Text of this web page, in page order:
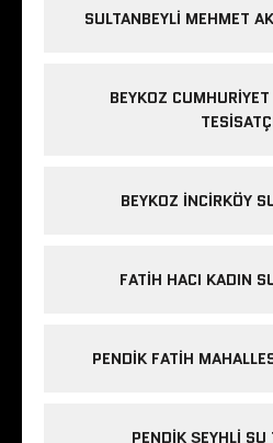
SULTANBEYLI MEHMET
BEYKOZ
BEYKOZ INCIRKÖY
FATIH HACI KADIN
PENDIK FATIH
PENDIK ŞEYHLI SU